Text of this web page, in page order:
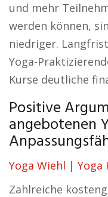
und mehr
werden können,
niedriger.
Yoga-
Kurse deutliche
Positive
angebotenen
Yoga Wiehl | Yoga
Zahlreiche